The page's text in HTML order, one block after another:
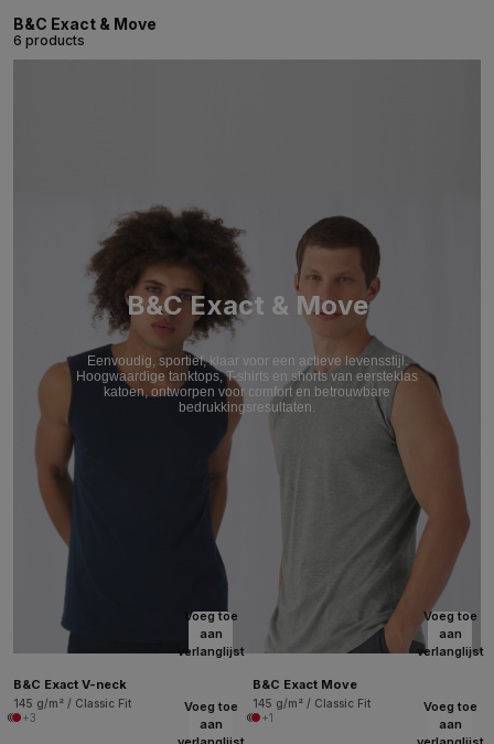
B&C Exact & Move
6 products
B&C Exact & Move
Eenvoudig, sportief, klaar voor een actieve levensstijl.
Hoogwaardige tanktops, T-shirts en shorts van eersteklas
katoen, ontworpen voor comfort en betrouwbare
bedrukkingsresultaten.
Voeg toe
aan
verlanglijst
B&C Exact V-neck
145 g/m² / Classic Fit
+3
Voeg toe
aan
verlanglijst
B&C Exact Move
145 g/m² / Classic Fit
+1
Voeg toe
aan
Voeg toe
aan